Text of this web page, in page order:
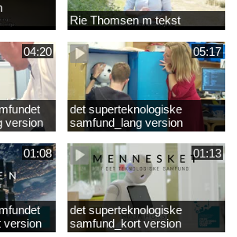
Rie Thomsen m tekst
04:20
version
05:17
det superteknologiske
samfund_lang version
01:08
version
01:13
det superteknologiske
samfund_kort version